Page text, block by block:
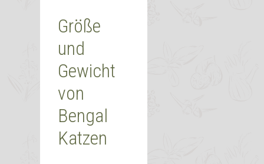
Größe
und
Gewicht
von
Bengal
Katzen